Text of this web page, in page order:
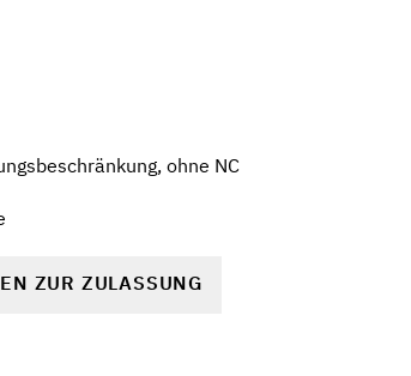
ohne NC
ZUR ZULASSUNG